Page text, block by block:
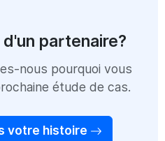
partenaire?
nous pourquoi vous
étude de cas.
votre histoire